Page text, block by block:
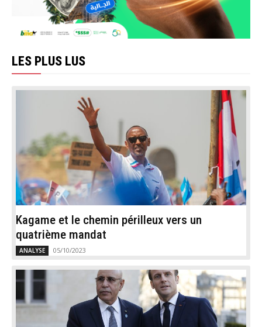
LES PLUS LUS
Kagame et le chemin périlleux vers un
quatrième mandat
ANALYSE 05/10/2023